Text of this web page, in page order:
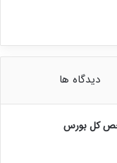
دیدگاه ها